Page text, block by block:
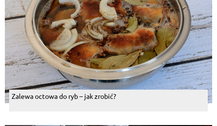
Zalewa octowa do ryb – jak zrobić?